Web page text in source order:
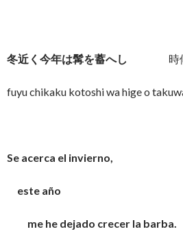
冬近く今年は髯を蓄へし 時候
fuyu chikaku kotoshi wa hige o
Se acerca el invierno,
este año
me he dejado crecer la barba.